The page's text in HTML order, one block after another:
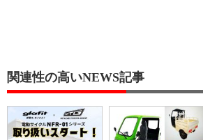
関連性の高いNEWS記事